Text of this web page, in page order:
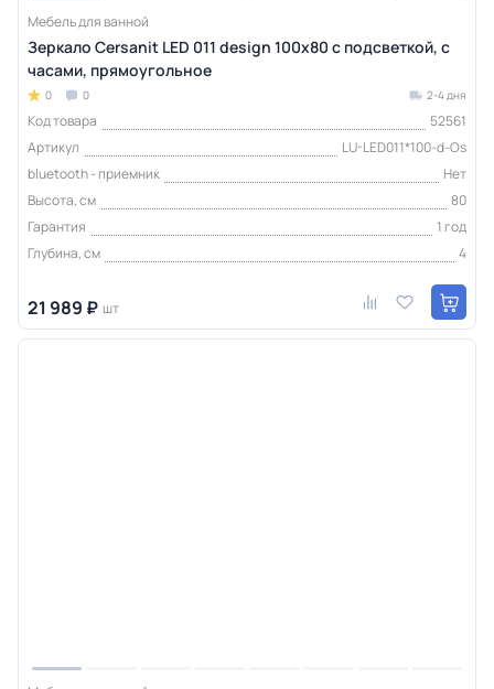
Мебель для ванной
Зеркало Cersanit LED 011 design 100x80 с подсветкой, с
часами, прямоугольное
0 0 2-4 дня
Код товара
52561
Артикул
LU-LED011*100-d-Os
bluetooth - приемник
Нет
Высота, см
80
Гарантия
1 год
Глубина, см
4
21 989 ₽ шт